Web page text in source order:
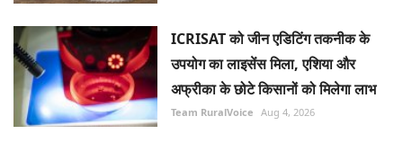
ICRISAT को जीन एडिटिंग तकनीक के
उपयोग का लाइसेंस मिला, एशिया और
अफ्रीका के छोटे किसानों को मिलेगा लाभ
Team RuralVoice Aug 4, 2026